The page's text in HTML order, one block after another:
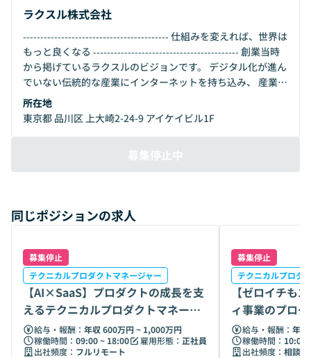
ラクスル株式会社
‐‐‐‐‐‐‐‐‐‐‐‐‐‐‐‐‐‐‐‐‐‐‐‐‐‐‐‐‐‐‐‐‐‐‐‐‐‐‐‐‐‐ 仕組みを変えれば、世界は
もっと良くなる ‐‐‐‐‐‐‐‐‐‐‐‐‐‐‐‐‐‐‐‐‐‐‐‐‐‐‐‐‐‐‐‐‐‐‐‐‐‐‐‐‐‐ 創業当時
から掲げているラクスルのビジョンです。 デジタル化が進ん
でいない伝統的な産業にインターネットを持ち込み、 産業構
造を変え、世の中に大きなインパクトを与えていきたい。 私
たちラクスルはそんな思いで事業を展開しています。 日本に
はまだデジタル化されていない産業がたくさんあります。 ラ
ていくことで、世界を変えていきたいと考えています。 ■会
社説明資料
https://recruit.raksul.com/story/raksul-engineering-
所在地
東京都 品川区 上大崎2-24-9 アイケイビル1F
募集停止中
同じポジションの求人
募集停止
テクニカルプロダクトマネージャー
【AI×SaaS】プロダクトの成長を支
えるテクニカルプロダクトマネージ
ャー募集！
給与・報酬： 年収 600万円 ~ 1,000万円
稼働時間： 09:00 ~ 18:00 雇用形態： 正社員
出社頻度： フルリモート
募集停止
テクニカルプロダ
【ゼロイチも
ィ事業のプロ
給与・報酬： 年
稼働時間： 10:00
出社頻度： 相談